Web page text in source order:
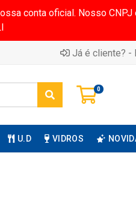
conta oficial. Nosso
Já é cliente? -
0
U.D VIDROS